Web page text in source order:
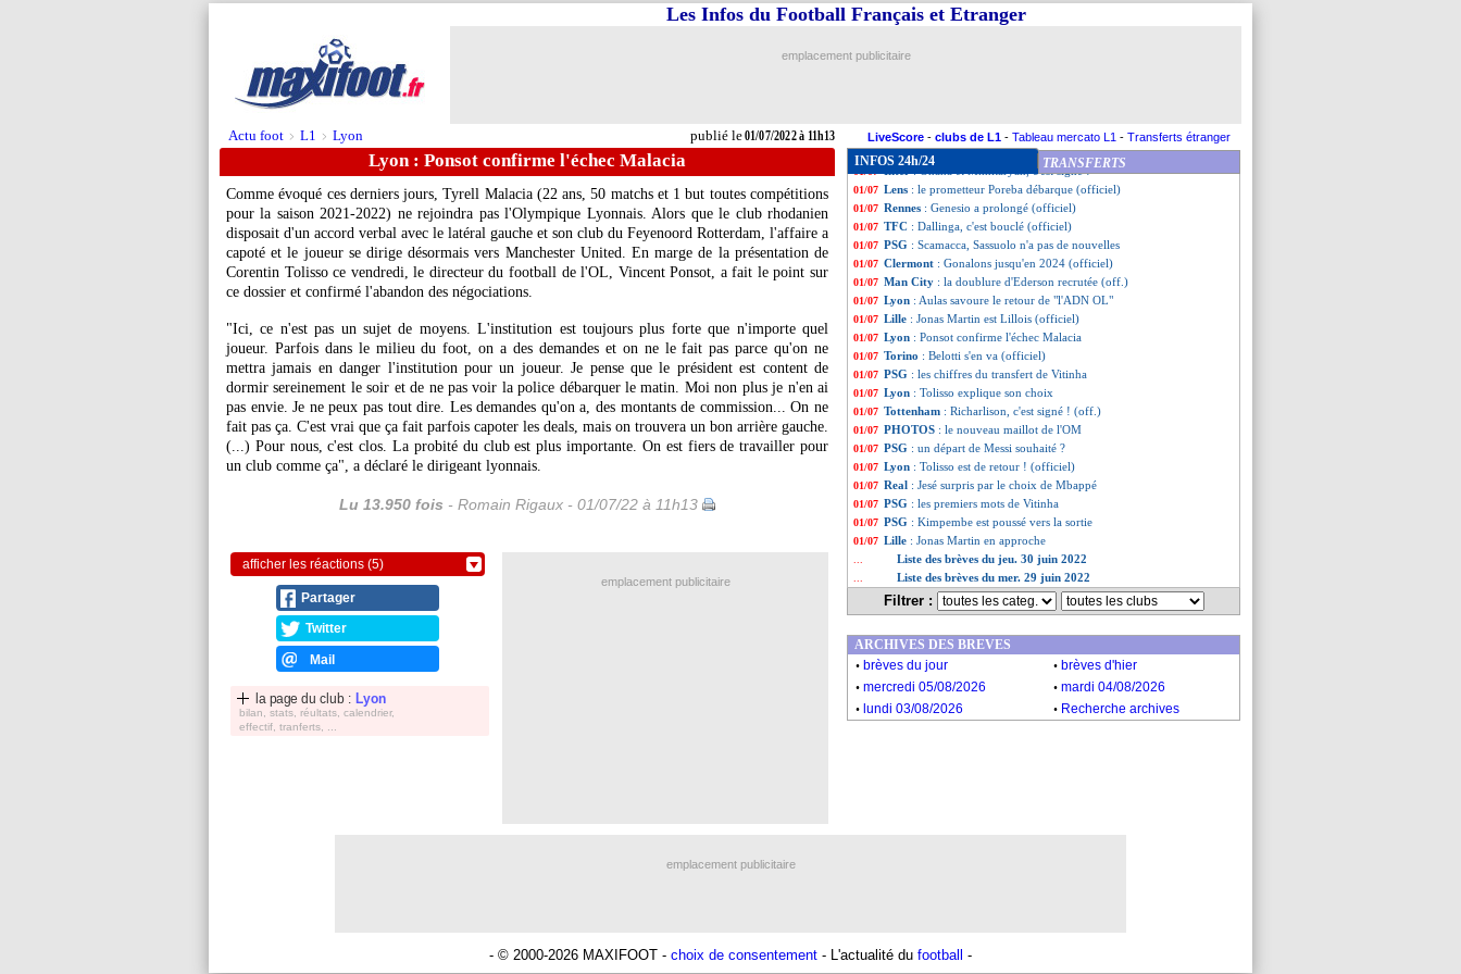
Actu foot > L1 > Lyon publié le01/07/2022 à 11h13
Les Infos du Football Français et Etranger
emplacement publicitaire
LiveScore - clubs de L1 - Tableau mercato L1 - Transferts étranger
Lyon : Ponsot confirme l'échec Malacia
Comme évoqué ces derniers jours, Tyrell Malacia (22 ans, 50 matchs et 1 but toutes compétitions
pour la saison 2021-2022) ne rejoindra pas l'Olympique Lyonnais. Alors que le club rhodanien
disposait d'un accord verbal avec le latéral gauche et son club du Feyenoord Rotterdam, l'affaire a
capoté et le joueur se dirige désormais vers Manchester United. En marge de la présentation de
Corentin Tolisso ce vendredi, le directeur du football de l'OL, Vincent Ponsot, a fait le point sur
ce dossier et confirmé l'abandon des négociations.
"Ici, ce n'est pas un sujet de moyens. L'institution est toujours plus forte que n'importe quel
joueur. Parfois dans le milieu du foot, on a des demandes et on ne le fait pas parce qu'on ne
mettra jamais en danger l'institution pour un joueur. Je pense que le président est content de
dormir sereinement le soir et de ne pas voir la police débarquer le matin. Moi non plus je n'en ai
pas envie. Je ne peux pas tout dire. Les demandes qu'on a, des montants de commission... On ne
fait pas ça. C'est vrai que ça fait parfois capoter les deals, mais on trouvera un bon arrière gauche.
(...) Pour nous, c'est clos. La probité du club est plus importante. On est fiers de travailler pour
un club comme ça", a déclaré le dirigeant lyonnais.
Lu 13.950 fois - Romain Rigaux - 01/07/22 à 11h13
afficher les réactions (5)
Partager
Twitter
Mail
la page du club : Lyon
bilan, stats, réultats, calendrier,
effectif, tranferts, ...
INFOS 24h/24 TRANSFERTS
01/07 Brest: Noah Fadiga accoste en Bretagne (off.)
01/07 Lyon: le jeune Vogel va signer à Bâle
01/07 Elche
01/07 OM: Sampaoli aurait décidé de partir !
01/07 Brest: le "crack" Karamoko Dembélé attendu !
: Onana et Mkhitaryan, c'est signé !
01/07 Lens : le prometteur Poreba débarque (officiel)
01/07 Rennes : Genesio a prolongé (officiel)
01/07 TFC : Dallinga, c'est bouclé (officiel)
01/07 PSG : Scamacca, Sassuolo n'a pas de nouvelles
01/07 Clermont : Gonalons jusqu'en 2024 (officiel)
01/07 Man City : la doublure d'Ederson recrutée (off.)
01/07 Lyon : Aulas savoure le retour de "l'ADN OL"
01/07 Lille : Jonas Martin est Lillois (officiel)
01/07 Lyon : Ponsot confirme l'échec Malacia
01/07 Torino : Belotti s'en va (officiel)
01/07 PSG : les chiffres du transfert de Vitinha
01/07 Lyon : Tolisso explique son choix
01/07 Tottenham : Richarlison, c'est signé ! (off.)
01/07 PHOTOS : le nouveau maillot de l'OM
01/07 PSG : un départ de Messi souhaité ?
01/07 Lyon : Tolisso est de retour ! (officiel)
01/07 Real : Jesé surpris par le choix de Mbappé
01/07 PSG : les premiers mots de Vitinha
01/07 PSG : Kimpembe est poussé vers la sortie
01/07 Lille : Jonas Martin en approche
Liste des brèves du jeu. 30 juin 2022
Liste des brèves du mer. 29 juin 2022
Filtrer :
emplacement publicitaire
ARCHIVES DES BREVES
. brèves du jour . brèves d'hier
. mercredi 05/08/2026 . mardi 04/08/2026
. lundi 03/08/2026 . Recherche archives
emplacement publicitaire
- © 2000-2026 MAXIFOOT - choix de consentement - L'actualité du football -